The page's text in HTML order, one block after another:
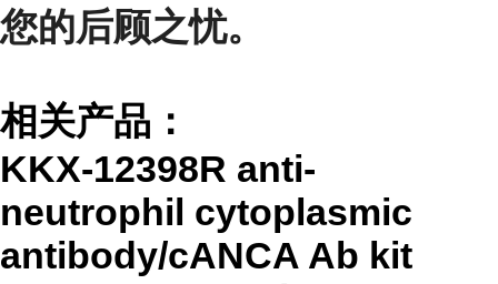
您的后顾之忧。
相关产品：
KKX-12398R anti-
neutrophil cytoplasmic
antibody/cANCA Ab kit